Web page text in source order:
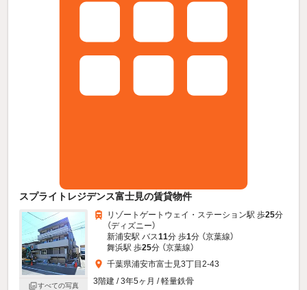
スプライトレジデンス富士見の賃貸物件
すべての写真
リゾートゲートウェイ・ステーション駅 歩25分
（ディズニー）
新浦安駅 バス11分 歩1分 （京葉線）
舞浜駅 歩25分 （京葉線）
千葉県浦安市富士見3丁目2-43
3階建 / 3年5ヶ月 / 軽量鉄骨